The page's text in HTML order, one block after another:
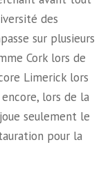
des
sur plusieurs
Cork lors de
Limerick lors
lors de la
seulement le
pour la